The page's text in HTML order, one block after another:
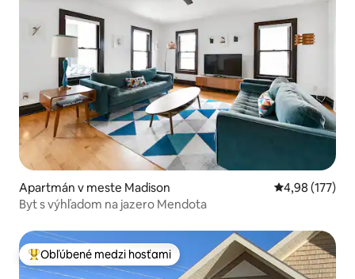
Apartmán v meste Madison Priemerné
4,98 (177)
Byt s výhľadom na jazero Mendota
Najobľúbenejšie medzi hosťami
Obľúbené medzi hosťami